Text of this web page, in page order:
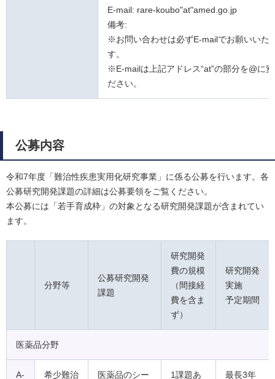
E-mail: rare-koubo"at"amed.go.jp
備考:
※お問い合わせは必ずE-mailでお願いいた
す。
※E-mailは上記アドレス“at”の部分を@に
ださい。
公募内容
令和7年度「難治性疾患実用化研究事業」に係る公募を行います。各
公募研究開発課題の詳細は公募要領をご覧ください。
本公募には「若手育成枠」の対象となる研究開発課題が含まれてい
ます。
分野等
公募研究開発
課題
研究開発
費の規模
（間接経
費を含ま
ず）
研究開発
実施
予定期間
医薬品分野
A-
希少難治
医薬品のシー
1課題あ
最長3年